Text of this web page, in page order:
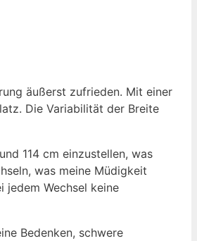
äußerst zufrieden. Mit einer
Die Variabilität der Breite
114 cm einzustellen, was
was meine Müdigkeit
Wechsel keine
Bedenken, schwere